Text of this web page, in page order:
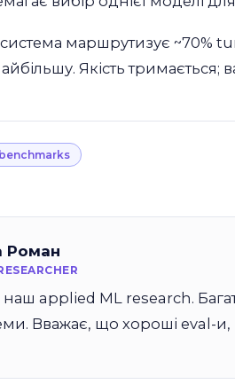
маршрутизує ~70%
Якість тримається;
Роман
applied ML research.
Вважає, що хороші eval-